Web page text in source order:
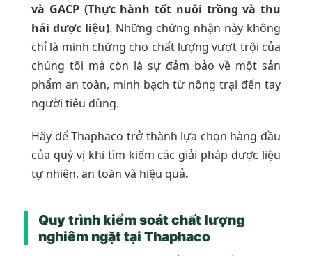
và GACP (Thực hành tốt nuôi trồng và thu
hái dược liệu). Những chứng nhận này không
chỉ là minh chứng cho chất lượng vượt trội của
chúng tôi mà còn là sự đảm bảo về một sản
phẩm an toàn, minh bạch từ nông trại đến tay
người tiêu dùng.
Hãy để Thaphaco trở thành lựa chọn hàng đầu
của quý vị khi tìm kiếm các giải pháp dược liệu
tự nhiên, an toàn và hiệu quả.
Quy trình kiểm soát chất lượng
nghiêm ngặt tại Thaphaco